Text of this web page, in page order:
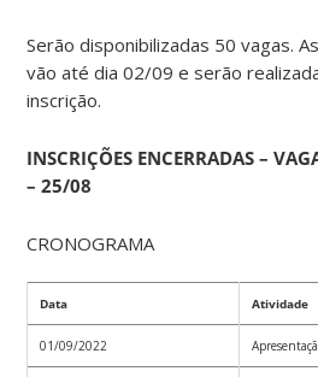
Serão disponibilizadas 50 vagas.
vão até dia 02/09 e serão
inscrição.
INSCRIÇÕES ENCERRADAS –
– 25/08
CRONOGRAMA
Data Atividade
01/09/2022